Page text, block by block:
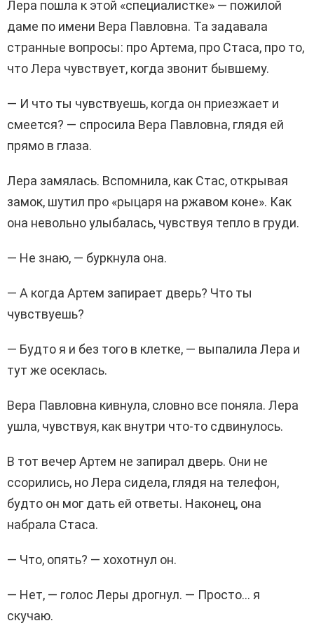
Лера пошла к этой «специалистке» — пожилой
даме по имени Вера Павловна. Та задавала
странные вопросы: про Артема, про Стаса, про то,
что Лера чувствует, когда звонит бывшему.
— И что ты чувствуешь, когда он приезжает и
смеется? — спросила Вера Павловна, глядя ей
прямо в глаза.
Лера замялась. Вспомнила, как Стас, открывая
замок, шутил про «рыцаря на ржавом коне». Как
она невольно улыбалась, чувствуя тепло в груди.
— Не знаю, — буркнула она.
— А когда Артем запирает дверь? Что ты
чувствуешь?
— Будто я и без того в клетке, — выпалила Лера и
тут же осеклась.
Вера Павловна кивнула, словно все поняла. Лера
ушла, чувствуя, как внутри что-то сдвинулось.
В тот вечер Артем не запирал дверь. Они не
ссорились, но Лера сидела, глядя на телефон,
будто он мог дать ей ответы. Наконец, она
набрала Стаса.
— Что, опять? — хохотнул он.
— Нет, — голос Леры дрогнул. — Просто… я
скучаю.